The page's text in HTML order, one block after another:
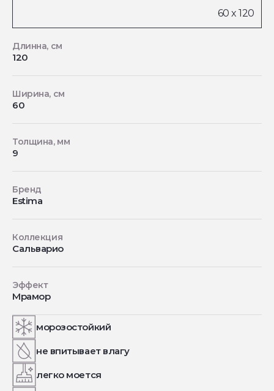
Длинна, см
120
Ширина, см
60
Толщина, мм
9
Бренд
Estima
Коллекция
Сальварио
Эффект
Мрамор
морозостойкий
не впитывает влагу
легко моется